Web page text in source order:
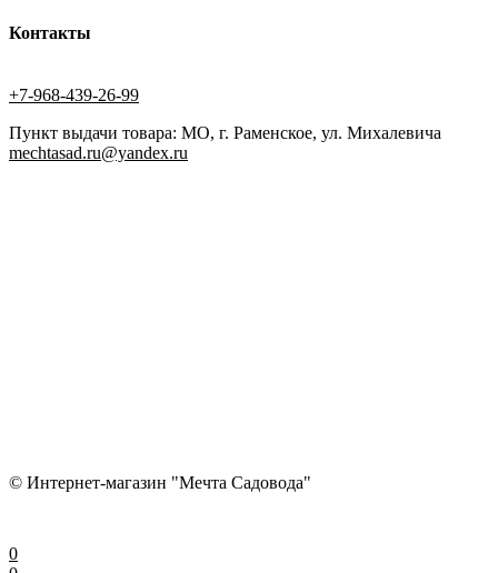
Контакты
+7-968-439-26-99
Пункт выдачи товара: МО, г. Раменское, ул. Михалевича
mechtasad.ru@yandex.ru
© Интернет-магазин "Мечта Садовода"
0